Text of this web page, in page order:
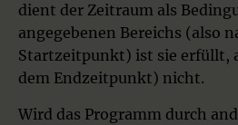
dient der Zeitraum als
angegebenen Bereichs (also
Startzeitpunkt) ist sie erfüllt,
dem Endzeitpunkt) nicht.
Wird das Programm durch